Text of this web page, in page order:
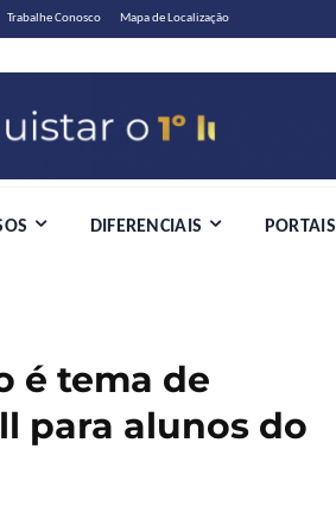
Trabalhe Conosco Mapa de Localização
DIFERENCIAIS PORTAIS
é tema de
para alunos do